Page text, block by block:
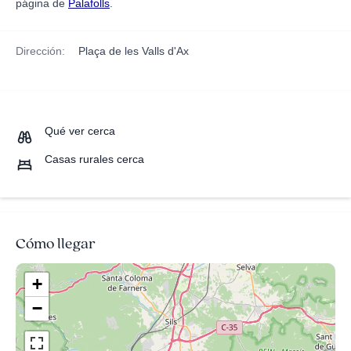
página de Palafolls
Dirección: Plaça de les Valls d'Ax
Qué ver cerca
Casas rurales cerca
Cómo llegar
+
−